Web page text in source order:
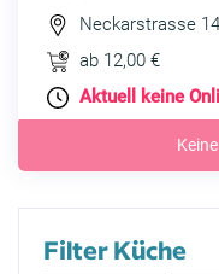
Neckarstrasse
ab 12,00 €
Aktuell keine
Filter Küche